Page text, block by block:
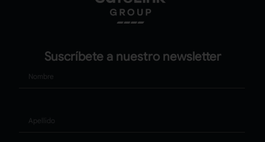
Suscríbete a nuestro newsletter
Nombre